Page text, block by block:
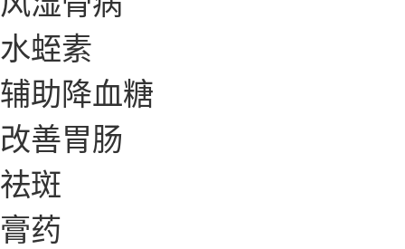
水蛭素
辅助降血糖
改善胃肠
祛斑
膏药